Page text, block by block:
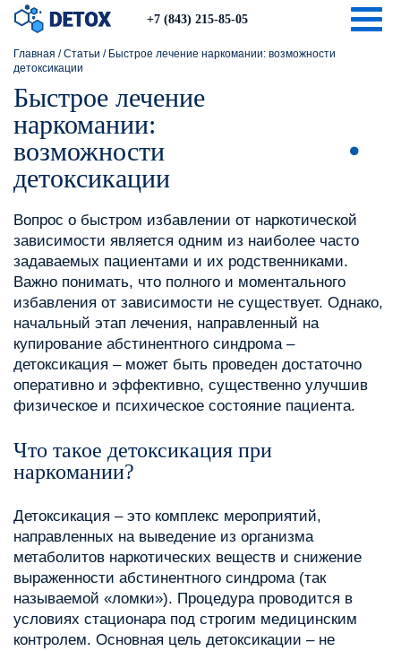
+7 (843) 215-85-05
Главная /Статьи / Быстрое лечение наркомании: возможности
детоксикации
Быстрое лечение
наркомании:
возможности
детоксикации
Вопрос о быстром избавлении от наркотической
зависимости является одним из наиболее часто
задаваемых пациентами и их родственниками.
Важно понимать, что полного и моментального
избавления от зависимости не существует. Однако,
начальный этап лечения, направленный на
купирование абстинентного синдрома –
детоксикация – может быть проведен достаточно
оперативно и эффективно, существенно улучшив
физическое и психическое состояние пациента.
Что такое детоксикация при
наркомании?
Детоксикация – это комплекс мероприятий,
направленных на выведение из организма
метаболитов наркотических веществ и снижение
выраженности абстинентного синдрома (так
называемой «ломки»). Процедура проводится в
условиях стационара под строгим медицинским
контролем. Основная цель детоксикации – не